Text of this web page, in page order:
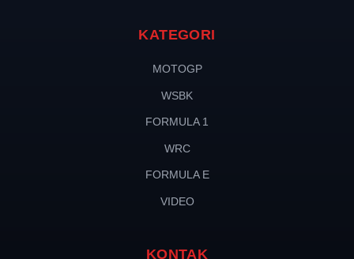
KATEGORI
MOTOGP
WSBK
FORMULA 1
WRC
FORMULA E
VIDEO
KONTAK